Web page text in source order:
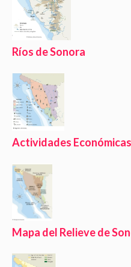
Ríos de Sonora
Actividades
Mapa del Relieve de